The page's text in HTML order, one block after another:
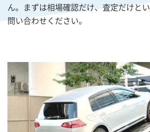
ん。まずは相場確認だけ、査定だけと
問い合わせください。